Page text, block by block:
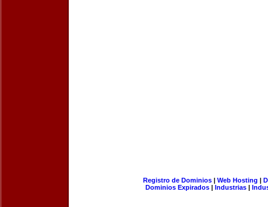
Registro de Dominios| Web Hosting |
Dominios Expirados | Industrias |